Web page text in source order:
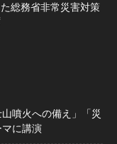
総務省非常災害対策
噴火への備え」「災
に講演